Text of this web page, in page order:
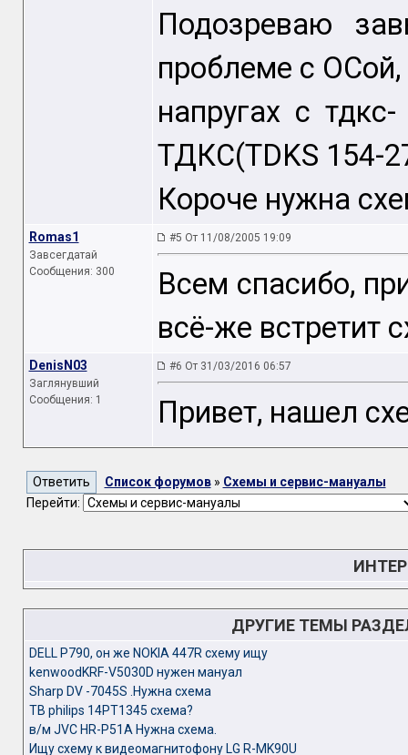
Подозреваю
проблеме с ОСой,
напругах с
ТДКС(TDKS 154-
Короче нужна
Romas1
Завсегдатай
Сообщения: 300
#5 От 11/08/2005 19:09
Всем спасибо,
всё-же встретит
DenisN03
Заглянувший
Сообщения: 1
#6 От 31/03/2016 06:57
Привет, нашел
Список форумов» Схемы и сервис-мануалы
Перейти:
ДРУГИЕ ТЕМЫ
DELL P790, он же NOKIA 447R схему ищу
kenwoodKRF-V5030D нужен мануал
Sharp DV -7045S .Нужна схема
TB philips 14PT1345 схема?
в/м JVC HR-P51A Нужна схема.
Ищу схему к видеомагнитофону LG R-MK90U